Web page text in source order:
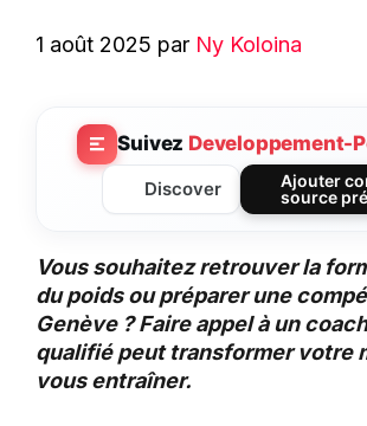
1 août 2025 par Ny Koloina
Suivez Developpement-
Discover
Ajouter
source
Vous souhaitez retrouver la
du poids ou préparer une
Genève ? Faire appel à un
qualifié peut transformer votre
vous entraîner.